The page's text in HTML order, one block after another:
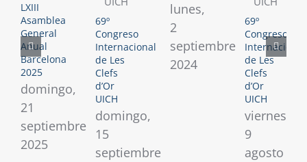
LXIII
Asamblea
General
Anual
Barcelona
2025
domingo,
21
septiembre
2025
69º
Congreso
Internacional
de Les
Clefs
d’Or
UICH
domingo,
15
septiembre
lunes,
2
septiembre
2024
69º
Congreso
Internacional
de Les
Clefs
d’Or
UICH
viernes,
9
agosto